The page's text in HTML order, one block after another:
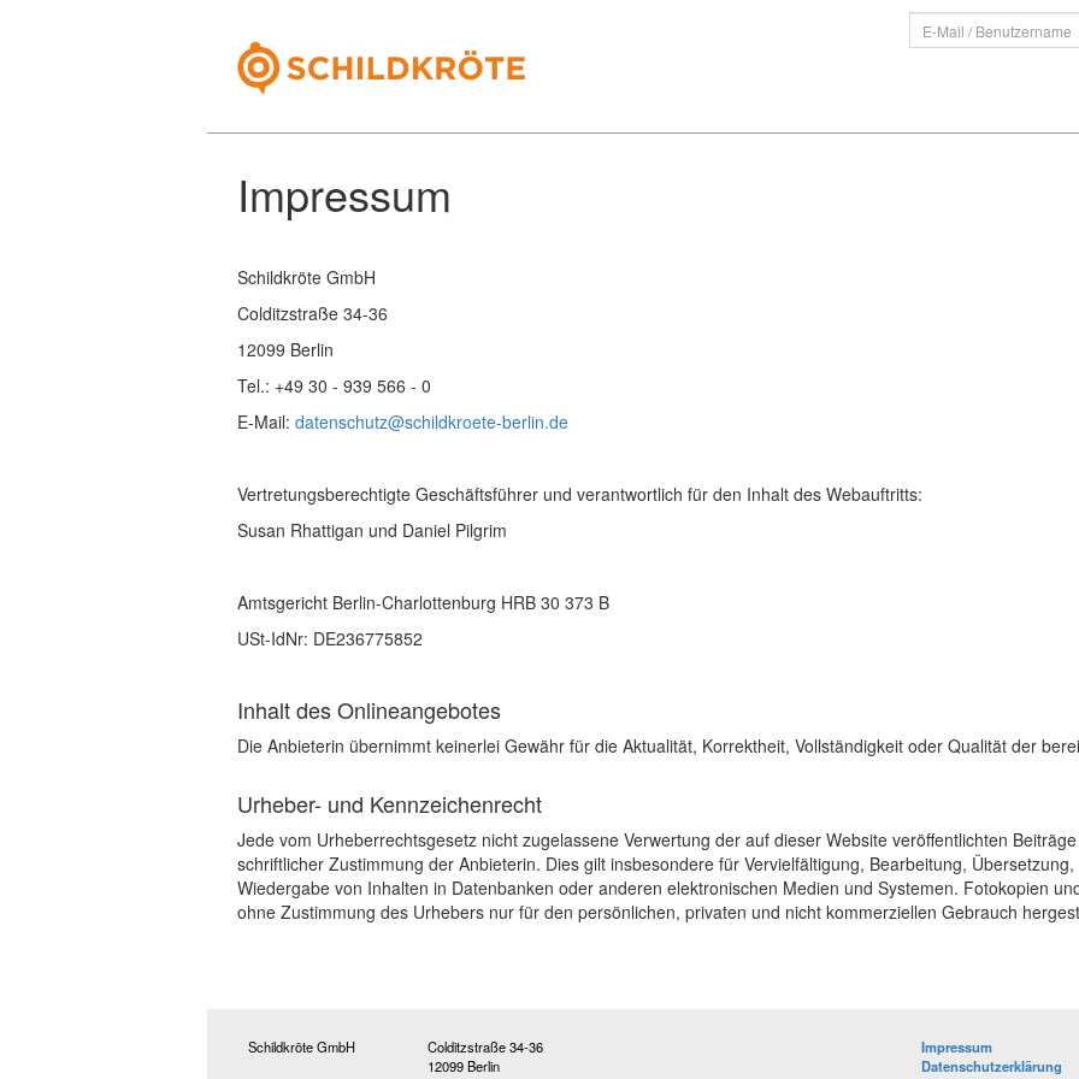
Impressum
Schildkröte GmbH
Colditzstraße 34-36
12099 Berlin
Tel.: +49 30 - 939 566 - 0
E-Mail: datenschutz@schildkroete-berlin.de
Vertretungsberechtigte Geschäftsführer und verantwortlich für den Inhalt des Webauftritts:
Susan Rhattigan und Daniel Pilgrim
Amtsgericht Berlin-Charlottenburg HRB 30 373 B
USt-IdNr: DE236775852
Inhalt des Onlineangebotes
Die Anbieterin übernimmt keinerlei Gewähr für die Aktualität, Korrektheit, Vollständigkeit oder Qualität der
Urheber- und Kennzeichenrecht
Jede vom Urheberrechtsgesetz nicht zugelassene Verwertung der auf dieser Website veröffentlichten
schriftlicher Zustimmung der Anbieterin. Dies gilt insbesondere für Vervielfältigung, Bearbeitung,
Wiedergabe von Inhalten in Datenbanken oder anderen elektronischen Medien und Systemen. Fotokopien
ohne Zustimmung des Urhebers nur für den persönlichen, privaten und nicht kommerziellen Gebrauch
Schildkröte GmbH
Colditzstraße 34-36
12099 Berlin
Impressum
Datenschutzerklärung